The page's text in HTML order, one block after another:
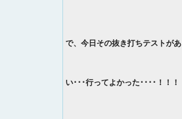
で、今日その抜き打ちテストが
い･･･行ってよかった････！！！